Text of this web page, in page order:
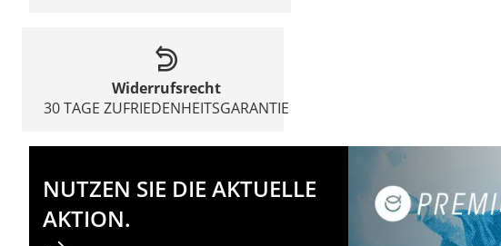
Widerrufsrecht
30 TAGE ZUFRIEDENHEITSGARANTIE
NUTZEN SIE DIE AKTUELLE
AKTION.